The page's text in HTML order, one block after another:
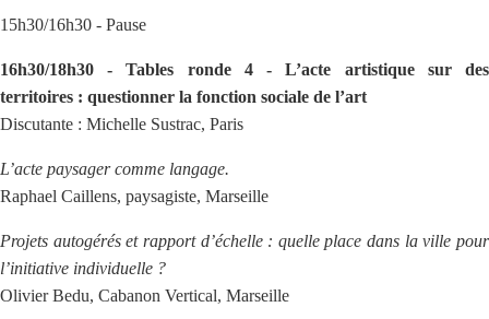
15h30/16h30 - Pause
16h30/18h30 - Tables ronde 4 - L’acte artistique sur des
territoires : questionner la fonction sociale de l’art
Discutante : Michelle Sustrac, Paris
L’acte paysager comme langage.
Raphael Caillens, paysagiste, Marseille
Projets autogérés et rapport d’échelle : quelle place dans la ville pour
l’initiative individuelle ?
Olivier Bedu, Cabanon Vertical, Marseille